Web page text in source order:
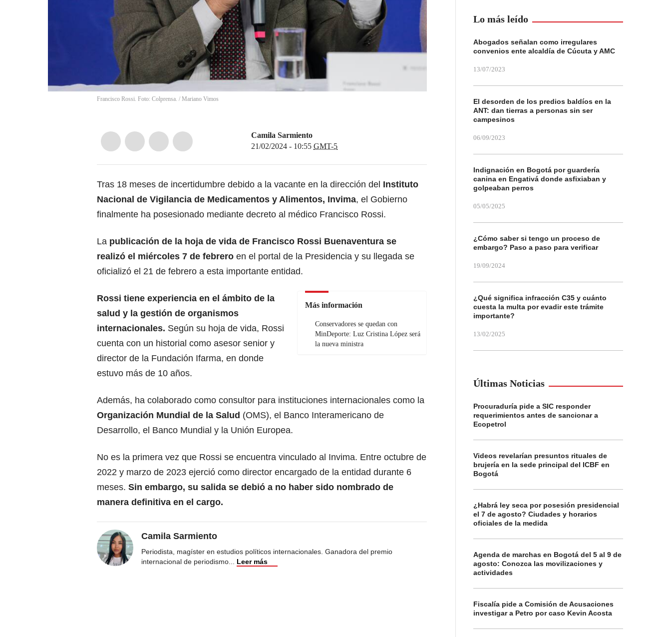
Francisco Rossi. Foto: Colprensa. / Mariano Vimos
Camila Sarmiento
21/02/2024 - 10:55 GMT-5
Tras 18 meses de incertidumbre debido a la vacante en la dirección del Instituto
Nacional de Vigilancia de Medicamentos y Alimentos, Invima, el Gobierno
finalmente ha posesionado mediante decreto al médico Francisco Rossi.
La publicación de la hoja de vida de Francisco Rossi Buenaventura se
realizó el miércoles 7 de febrero en el portal de la Presidencia y su llegada se
oficializó el 21 de febrero a esta importante entidad.
Más información
Conservadores se quedan con
MinDeporte: Luz Cristina López será
la nueva ministra
Rossi tiene experiencia en el ámbito de la
salud y la gestión de organismos
internacionales. Según su hoja de vida, Rossi
cuenta con un historial como asesor senior y
director de la Fundación Ifarma, en donde
estuvo más de 10 años.
Además, ha colaborado como consultor para instituciones internacionales como la
Organización Mundial de la Salud (OMS), el Banco Interamericano de
Desarrollo, el Banco Mundial y la Unión Europea.
No es la primera vez que Rossi se encuentra vinculado al Invima. Entre octubre de
2022 y marzo de 2023 ejerció como director encargado de la entidad durante 6
meses. Sin embargo, su salida se debió a no haber sido nombrado de
manera definitiva en el cargo.
Camila Sarmiento
Periodista, magíster en estudios políticos internacionales. Ganadora del premio
internacional de periodismo... Leer más
Lo más leído
Abogados señalan como irregulares
convenios ente alcaldía de Cúcuta y AMC
13/07/2023
El desorden de los predios baldíos en la
ANT: dan tierras a personas sin ser
campesinos
06/09/2023
Indignación en Bogotá por guardería
canina en Engativá donde asfixiaban y
golpeaban perros
05/05/2025
¿Cómo saber si tengo un proceso de
embargo? Paso a paso para verificar
19/09/2024
¿Qué significa infracción C35 y cuánto
cuesta la multa por evadir este trámite
importante?
13/02/2025
Últimas Noticias
Procuraduría pide a SIC responder
requerimientos antes de sancionar a
Ecopetrol
Videos revelarían presuntos rituales de
brujería en la sede principal del ICBF en
Bogotá
¿Habrá ley seca por posesión presidencial
el 7 de agosto? Ciudades y horarios
oficiales de la medida
Agenda de marchas en Bogotá del 5 al 9 de
agosto: Conozca las movilizaciones y
actividades
Fiscalía pide a Comisión de Acusaciones
investigar a Petro por caso Kevin Acosta